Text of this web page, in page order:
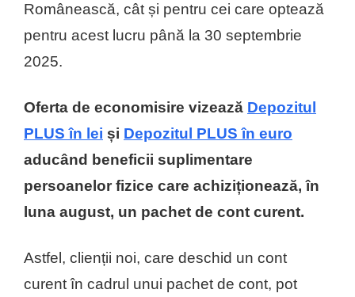
Românească, cât și pentru cei care optează
pentru acest lucru până la 30 septembrie
2025.
Oferta de economisire vizează Depozitul
PLUS în lei și Depozitul PLUS în euro
aducând beneficii suplimentare
persoanelor fizice care achiziționează, în
luna august, un pachet de cont curent.
Astfel, clienții noi, care deschid un cont
curent în cadrul unui pachet de cont, pot